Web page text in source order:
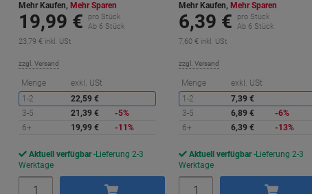
Mehr Kaufen, Mehr Sparen
19,99 €
pro Stück
Ab 6 Stück
23,79 € inkl. USt
zzgl. Versand
Menge exkl. USt
sparen
1-2
22,59 €
3-5
21,39 €
-5%
6+
19,99 € -11%
Aktuell verfügbar Lieferung 2-3
Werktage
Mehr Kaufen, Mehr Sparen
6,39 €
pro Stück
Ab 6 Stück
7,60 € inkl. USt
zzgl. Versand
Menge exkl. USt
1-2
7,39 €
3-5
6,89 €
-6%
6+
6,39 € -13%
Aktuell verfügbar Lieferung 2-3
Werktage